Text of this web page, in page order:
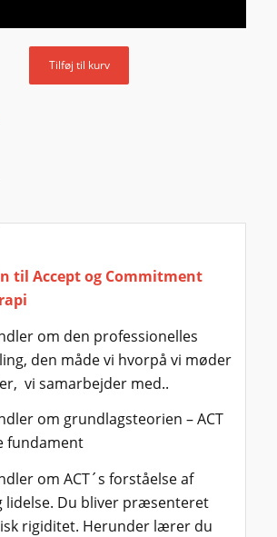
Tilføj til kurv
til Accept og Commitment
om den professionelles
den måde vi hvorpå vi møder
vi samarbejder med..
om grundlagsteorien – ACT
fundament
om ACT´s forståelse af
lidelse. Du bliver præsenteret
rigiditet. Herunder lærer du